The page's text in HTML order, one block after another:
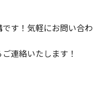
す！気軽にお問い合わ
連絡いたします！